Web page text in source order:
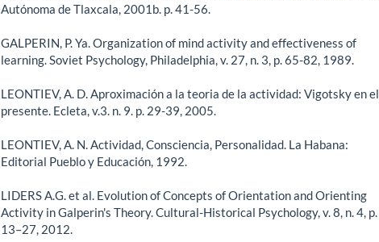
Autónoma de Tlaxcala, 2001b. p. 41-56.
GALPERIN, P. Ya. Organization of mind activity and effectiveness of
learning. Soviet Psychology, Philadelphia, v. 27, n. 3, p. 65-82, 1989.
LEONTIEV, A. D. Aproximación a la teoria de la actividad: Vigotsky en el
presente. Ecleta, v.3. n. 9. p. 29-39, 2005.
LEONTIEV, A. N. Actividad, Consciencia, Personalidad. La Habana:
Editorial Pueblo y Educación, 1992.
LIDERS A.G. et al. Evolution of Concepts of Orientation and Orienting
Activity in Galperin's Theory. Cultural-Historical Psychology, v. 8, n. 4, p.
13–27, 2012.